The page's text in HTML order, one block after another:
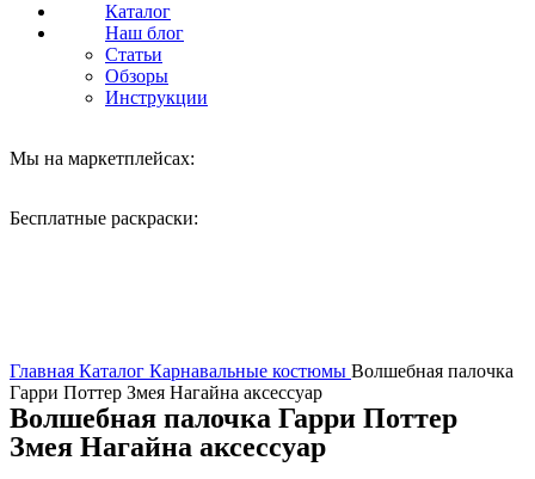
Каталог
Наш блог
Статьи
Обзоры
Инструкции
Мы на маркетплейсах:
Бесплатные раскраски:
Главная Каталог Карнавальные костюмы Волшебная палочка
Гарри Поттер Змея Нагайна аксессуар
Волшебная палочка Гарри Поттер
Змея Нагайна аксессуар